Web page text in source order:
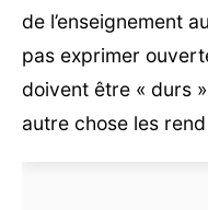
de l’enseignement
pas exprimer
doivent être « durs
autre chose les